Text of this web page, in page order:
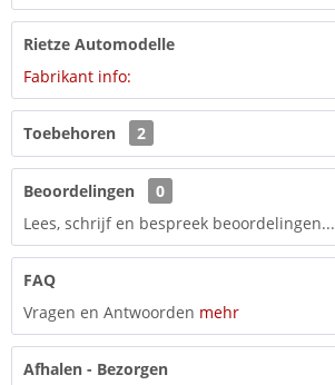
Rietze Automodelle
Fabrikant info:
Toebehoren 2
Beoordelingen
0
Lees, schrijf en bespreek beoordelingen...
FAQ
Vragen en Antwoorden mehr
Afhalen - Bezorgen